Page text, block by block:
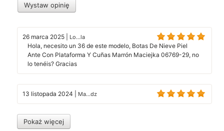
Wystaw opinię
26 marca 2025 Lo...la
Hola, necesito un 36 de este modelo, Botas De Nieve Piel
Ante Con Plataforma Y Cuñas Marrón Maciejka 06769-29, no
lo tenéis? Gracias
13 listopada 2024 Ma...dz
Pokaż więcej